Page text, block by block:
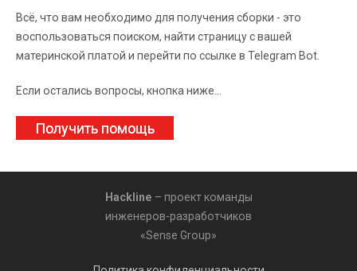
Всё, что вам необходимо для получения сборки - это
воспользоваться поиском, найти страницу с вашей
материнской платой и перейти по ссылке в Telegram Bot.
Если остались вопросы, кнопка ниже...
Получить помощь
Hackline – проект команды
инженеров-разработчиков
«Sense Group»